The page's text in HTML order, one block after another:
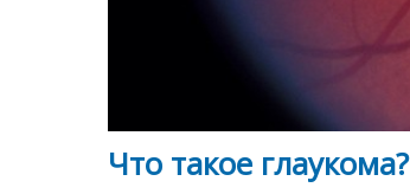
Что такое глаукома?